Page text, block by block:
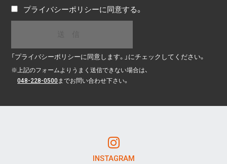
プライバシーポリシーに同意する。
「プライバシーポリシーに同意します。」にチェックしてください。
※上記のフォームよりうまく送信できない場合は、
048-228-0500までお問い合わせ下さい。
INSTAGRAM